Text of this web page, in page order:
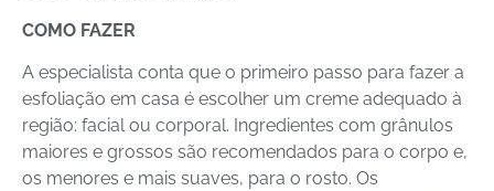
COMO FAZER
A especialista conta que o primeiro passo para fazer a
esfoliação em casa é escolher um creme adequado à
região: facial ou corporal. Ingredientes com grânulos
maiores e grossos são recomendados para o corpo e,
os menores e mais suaves, para o rosto. Os